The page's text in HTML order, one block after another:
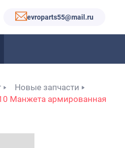
evroparts55@mail.ru
Новые запчасти
Манжета армированная